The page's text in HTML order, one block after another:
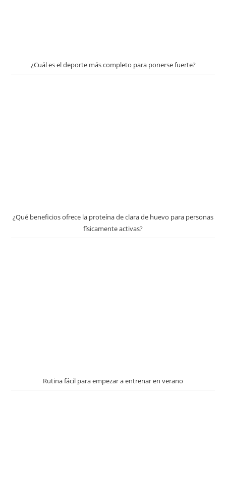
¿Cuál es el deporte más completo para ponerse fuerte?
¿Qué beneficios ofrece la proteína de clara de huevo para personas
físicamente activas?
Rutina fácil para empezar a entrenar en verano